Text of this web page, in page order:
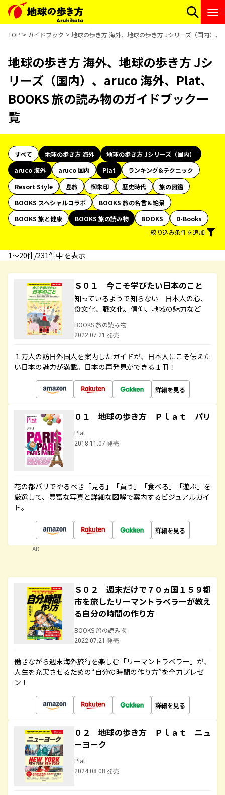
TOP ガイドブック 地球の歩き方 海外、地球の歩き方 Jシリーズ（国内）
地球の歩き方 海外、地球の歩き方 Jシ
リーズ（国内）、aruco 海外、Plat、
BOOKS 旅の読み物のガイドブック一
覧
すべて 地球の歩き方 海外
地球の歩き方 Jシリーズ（国内）
aruco 海外
aruco 国内 Plat
ランキング&テクニック
Resort Style
島旅 御朱印 歴史時代
旅の図鑑
BOOKS スペシャルコラボ
BOOKS 旅の名言＆絶景
BOOKS 旅と健康
BOOKS 旅の読み物 BOOKS
D-Books
絞り込み条件を追加
1〜20件/231件中 を表示
Ｓ０１ 今こそ学びたい日本のこと
知っているようで知らない 日本人の心、
食文化、職文化、信仰、地域の魅力など
BOOKS 旅の読み物
2022.07.21 発売
１万人の訪日外国人を案内したガイドが、日本人にこそ伝えた
い日本の魅力が満載。日本の再発見ができる１冊！
詳細を見る
０１ 地球の歩き方 Ｐｌａｔ パリ
Plat
2018.11.07 発売
花の都パリでやるべき「見る」「買う」「食べる」「遊ぶ」を
厳選して、豊富な写真と詳細な図解で案内するビジュアルガイ
ド。
詳細を見る
AD
Ｓ０２ 週末だけで７０ヵ国１５９都
市を旅したリーマントラベラーが教え
る自分の時間の作り方
BOOKS 旅の読み物
2022.07.21 発売
働きながら週末海外旅行を楽しむ「リーマントラベラー」が、
人生を充実させるための“自分の時間の作り方”を全力プレゼ
ン！
詳細を見る
０２ 地球の歩き方 Ｐｌａｔ ニュ
ーヨーク
Plat
2024.08.08 発売